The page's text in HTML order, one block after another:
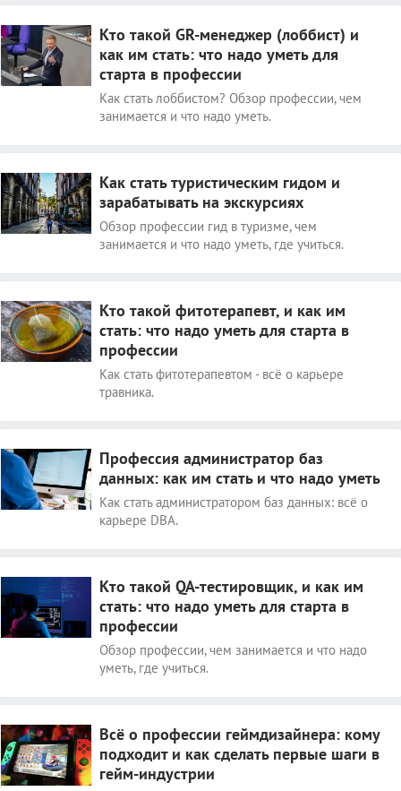
Кто такой GR-менеджер (лоббист) и
как им стать: что надо уметь для
старта в профессии
Как стать лоббистом? Обзор профессии, чем
занимается и что надо уметь.
Как стать туристическим гидом и
зарабатывать на экскурсиях
Обзор профессии гид в туризме, чем
занимается и что надо уметь, где учиться.
Кто такой фитотерапевт, и как им
стать: что надо уметь для старта в
профессии
Как стать фитотерапевтом - всё о карьере
травника.
Профессия администратор баз
данных: как им стать и что надо уметь
Как стать администратором баз данных: всё о
карьере DBA.
Кто такой QA-тестировщик, и как им
стать: что надо уметь для старта в
профессии
Обзор профессии, чем занимается и что надо
уметь, где учиться.
Всё о профессии геймдизайнера: кому
подходит и как сделать первые шаги в
гейм-индустрии